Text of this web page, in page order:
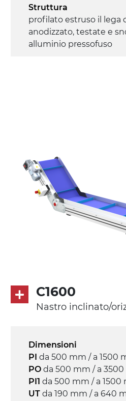
Struttura
profilato estruso il lega
anodizzato, testate e
alluminio pressofuso
in metallo zincato,
con/senza freno (2+2)
Tappeto
PU superficie blue
profili di trasporto in PU
230/400Vac-50Hz-3F
Controllo
on/off, E-Stop,
C1600
Nastro inclinato/
Dimensioni
PI da 500 mm / a 1500
PO da 500 mm / a
PI1 da 500 mm / a 1500
UT da 190 mm / a 640